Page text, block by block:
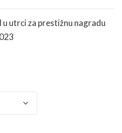
u utrci za prestižnu nagradu